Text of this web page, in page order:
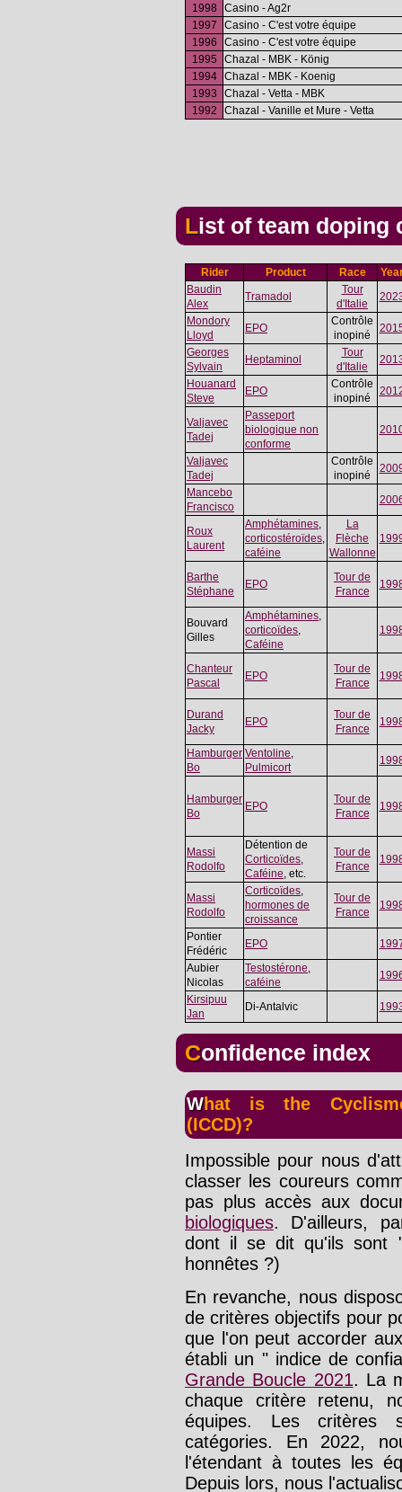
1998
Casino - Ag2r
1997
Casino - C'est votre équipe
1996
Casino - C'est votre équipe
1995
Chazal - MBK - König
1994
Chazal - MBK - Koenig
1993
Chazal - Vetta - MBK
1992
Chazal - Vanille et Mure - Vetta
List of team doping
Rider Product Race
Baudin
Alex
Tramadol
Tour
d'Italie
Mondory
Lloyd
EPO
Contrôle
inopiné
Georges
Sylvain
Heptaminol
Tour
d'Italie
Houanard
Steve
EPO
Contrôle
inopiné
Valjavec
Tadej
Passeport
biologique non
conforme
Valjavec
Tadej
Contrôle
inopiné
Mancebo
Francisco
Roux
Laurent
Amphétamines,
corticostéroïdes,
caféine
La
Flèche
Wallonne
Barthe
Stéphane
EPO
Tour de
France
Bouvard
Gilles
Amphétamines,
corticoïdes,
Caféine
Chanteur
Pascal
EPO
Tour de
France
Durand
Jacky
EPO
Tour de
France
Hamburger
Bo
Ventoline,
Pulmicort
Hamburger
Bo
EPO
Tour de
France
Massi
Rodolfo
Détention de
Corticoïdes,
Caféine, etc.
Tour de
France
Massi
Rodolfo
Corticoïdes,
hormones de
croissance
Tour de
France
Pontier
Frédéric
EPO
Aubier
Nicolas
Testostérone,
caféine
Kirsipuu
Jan
Di-Antalvic
Confidence index
What is the Cyclisme-Dopage.com Confidence Index
(ICCD)?
Impossible pour nous
classer les coureurs
pas plus accès aux
biologiques. D'ailleurs,
dont il se dit qu'ils sont
honnêtes ?)
En revanche, nous
de critères objectifs pour
que l'on peut accorder
établi un " indice de
Grande Boucle 2021. La
chaque critère retenu,
équipes. Les critères
catégories. En 2022,
l'étendant à toutes les
Depuis lors, nous